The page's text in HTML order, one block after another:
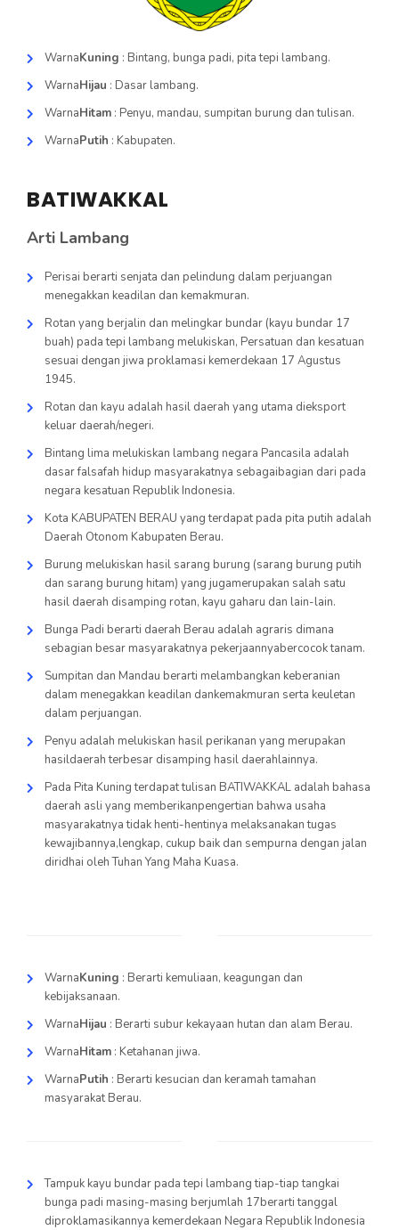
Visi Misi dan Motto
Struktur Organisasi
Maklumat Pelayanan Pengaduan
Waktu Pelayanan
Profil Wakil Bupati
Profil Sekretaris Daerah
INFORMASI SETIAP SAAT
ADMINISTRASI, KEPEGAWAIAN, DAN
WarnaKuning : Bintang, bunga padi, pita tepi lambang.
WarnaHijau : Dasar lambang.
WarnaHitam : Penyu, mandau, sumpitan burung dan tulisan.
WarnaPutih : Kabupaten.
BATIWAKKAL
Arti Lambang
Perisai berarti senjata dan pelindung dalam perjuangan
menegakkan keadilan dan kemakmuran.
Rotan yang berjalin dan melingkar bundar (kayu bundar 17
buah) pada tepi lambang melukiskan, Persatuan dan kesatuan
sesuai dengan jiwa proklamasi kemerdekaan 17 Agustus
1945.
Rotan dan kayu adalah hasil daerah yang utama dieksport
keluar daerah/negeri.
Bintang lima melukiskan lambang negara Pancasila adalah
dasar falsafah hidup masyarakatnya sebagaibagian dari pada
negara kesatuan Republik Indonesia.
Kota KABUPATEN BERAU yang terdapat pada pita putih adalah
Daerah Otonom Kabupaten Berau.
Burung melukiskan hasil sarang burung (sarang burung putih
dan sarang burung hitam) yang jugamerupakan salah satu
hasil daerah disamping rotan, kayu gaharu dan lain-lain.
Bunga Padi berarti daerah Berau adalah agraris dimana
sebagian besar masyarakatnya pekerjaannyabercocok tanam.
Sumpitan dan Mandau berarti melambangkan keberanian
dalam menegakkan keadilan dankemakmuran serta keuletan
dalam perjuangan.
Penyu adalah melukiskan hasil perikanan yang merupakan
hasildaerah terbesar disamping hasil daerahlainnya.
Pada Pita Kuning terdapat tulisan BATIWAKKAL adalah bahasa
daerah asli yang memberikanpengertian bahwa usaha
masyarakatnya tidak henti-hentinya melaksanakan tugas
kewajibannya,lengkap, cukup baik dan sempurna dengan jalan
diridhai oleh Tuhan Yang Maha Kuasa.
WarnaKuning : Berarti kemuliaan, keagungan dan
kebijaksanaan.
WarnaHijau : Berarti subur kekayaan hutan dan alam Berau.
WarnaHitam : Ketahanan jiwa.
WarnaPutih : Berarti kesucian dan keramah tamahan
masyarakat Berau.
Tampuk kayu bundar pada tepi lambang tiap-tiap tangkai
bunga padi masing-masing berjumlah 17berarti tanggal
diproklamasikannya kemerdekaan Negara Republik Indonesia